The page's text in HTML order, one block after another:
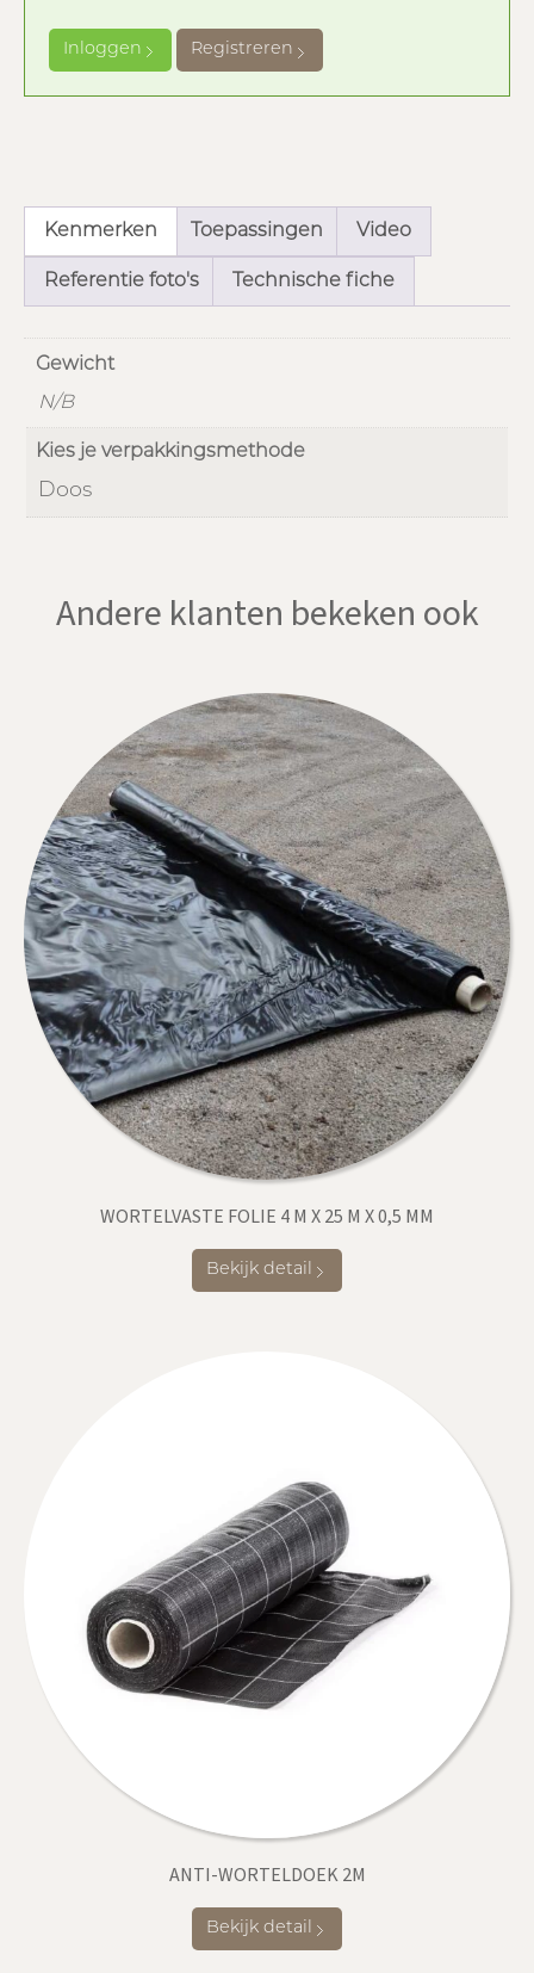
Inloggen Registreren
Kenmerken Toepassingen Video
Referentie foto's Technische fiche
Gewicht
N/B
Kies je verpakkingsmethode
Doos
Andere klanten bekeken ook
WORTELVASTE FOLIE 4 M X 25 M X 0,5 MM
Bekijk detail
ANTI-WORTELDOEK 2M
Bekijk detail